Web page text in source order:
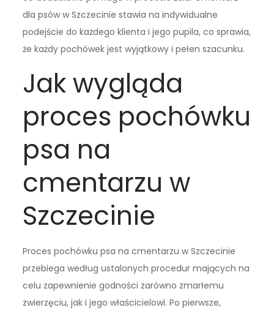
dla psów w Szczecinie stawia na indywidualne
podejście do każdego klienta i jego pupila, co sprawia,
że każdy pochówek jest wyjątkowy i pełen szacunku.
Jak wygląda
proces pochówku
psa na
cmentarzu w
Szczecinie
Proces pochówku psa na cmentarzu w Szczecinie
przebiega według ustalonych procedur mających na
celu zapewnienie godności zarówno zmarłemu
zwierzęciu, jak i jego właścicielowi. Po pierwsze,